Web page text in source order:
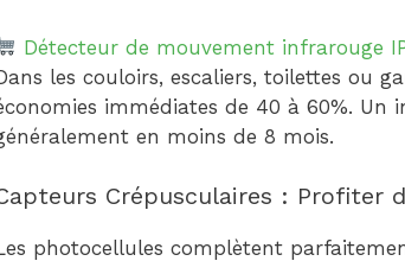
Détecteur de mouvement infrarouge
les couloirs, escaliers, toilettes ou
immédiates de 40 à 60%. Un
en moins de 8 mois.
Crépusculaires : Profiter
photocellules complètent